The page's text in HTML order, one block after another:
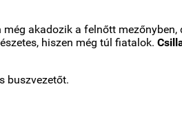
még akadozik a felnőtt
hiszen még túl fiatalok.
buszvezetőt.